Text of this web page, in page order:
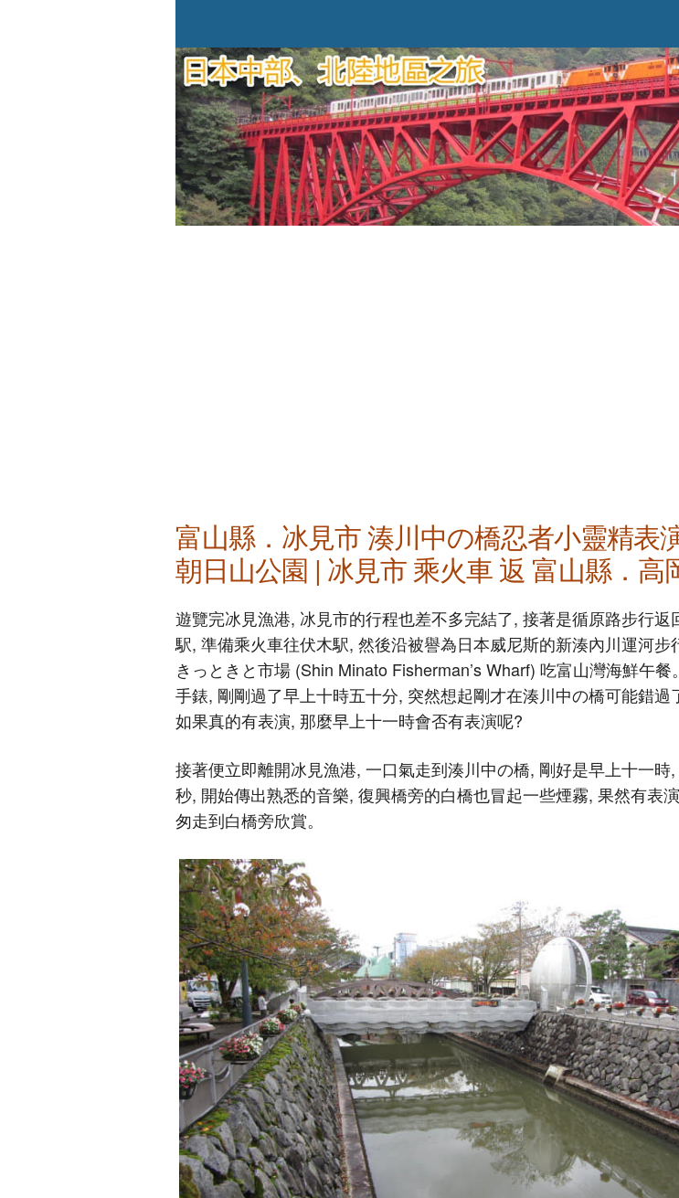
富山縣．冰見市 湊川中の橋忍者小靈精表演
朝日山公園 | 冰見市 乘火車 返 富山縣．高
遊覽完冰見漁港, 冰見市的行程也差不多完結了, 接著是循原路步行返
駅, 準備乘火車往伏木駅, 然後沿被譽為日本威尼斯的新湊內川運河步
きっときと市場 (Shin Minato Fisherman’s Wharf) 吃富山灣海鮮午餐
手錶, 剛剛過了早上十時五十分, 突然想起剛才在湊川中の橋可能錯過
如果真的有表演, 那麼早上十一時會否有表演呢?
接著便立即離開冰見漁港, 一口氣走到湊川中の橋, 剛好是早上十一時
秒, 開始傳出熟悉的音樂, 復興橋旁的白橋也冒起一些煙霧, 果然有表
匆走到白橋旁欣賞。